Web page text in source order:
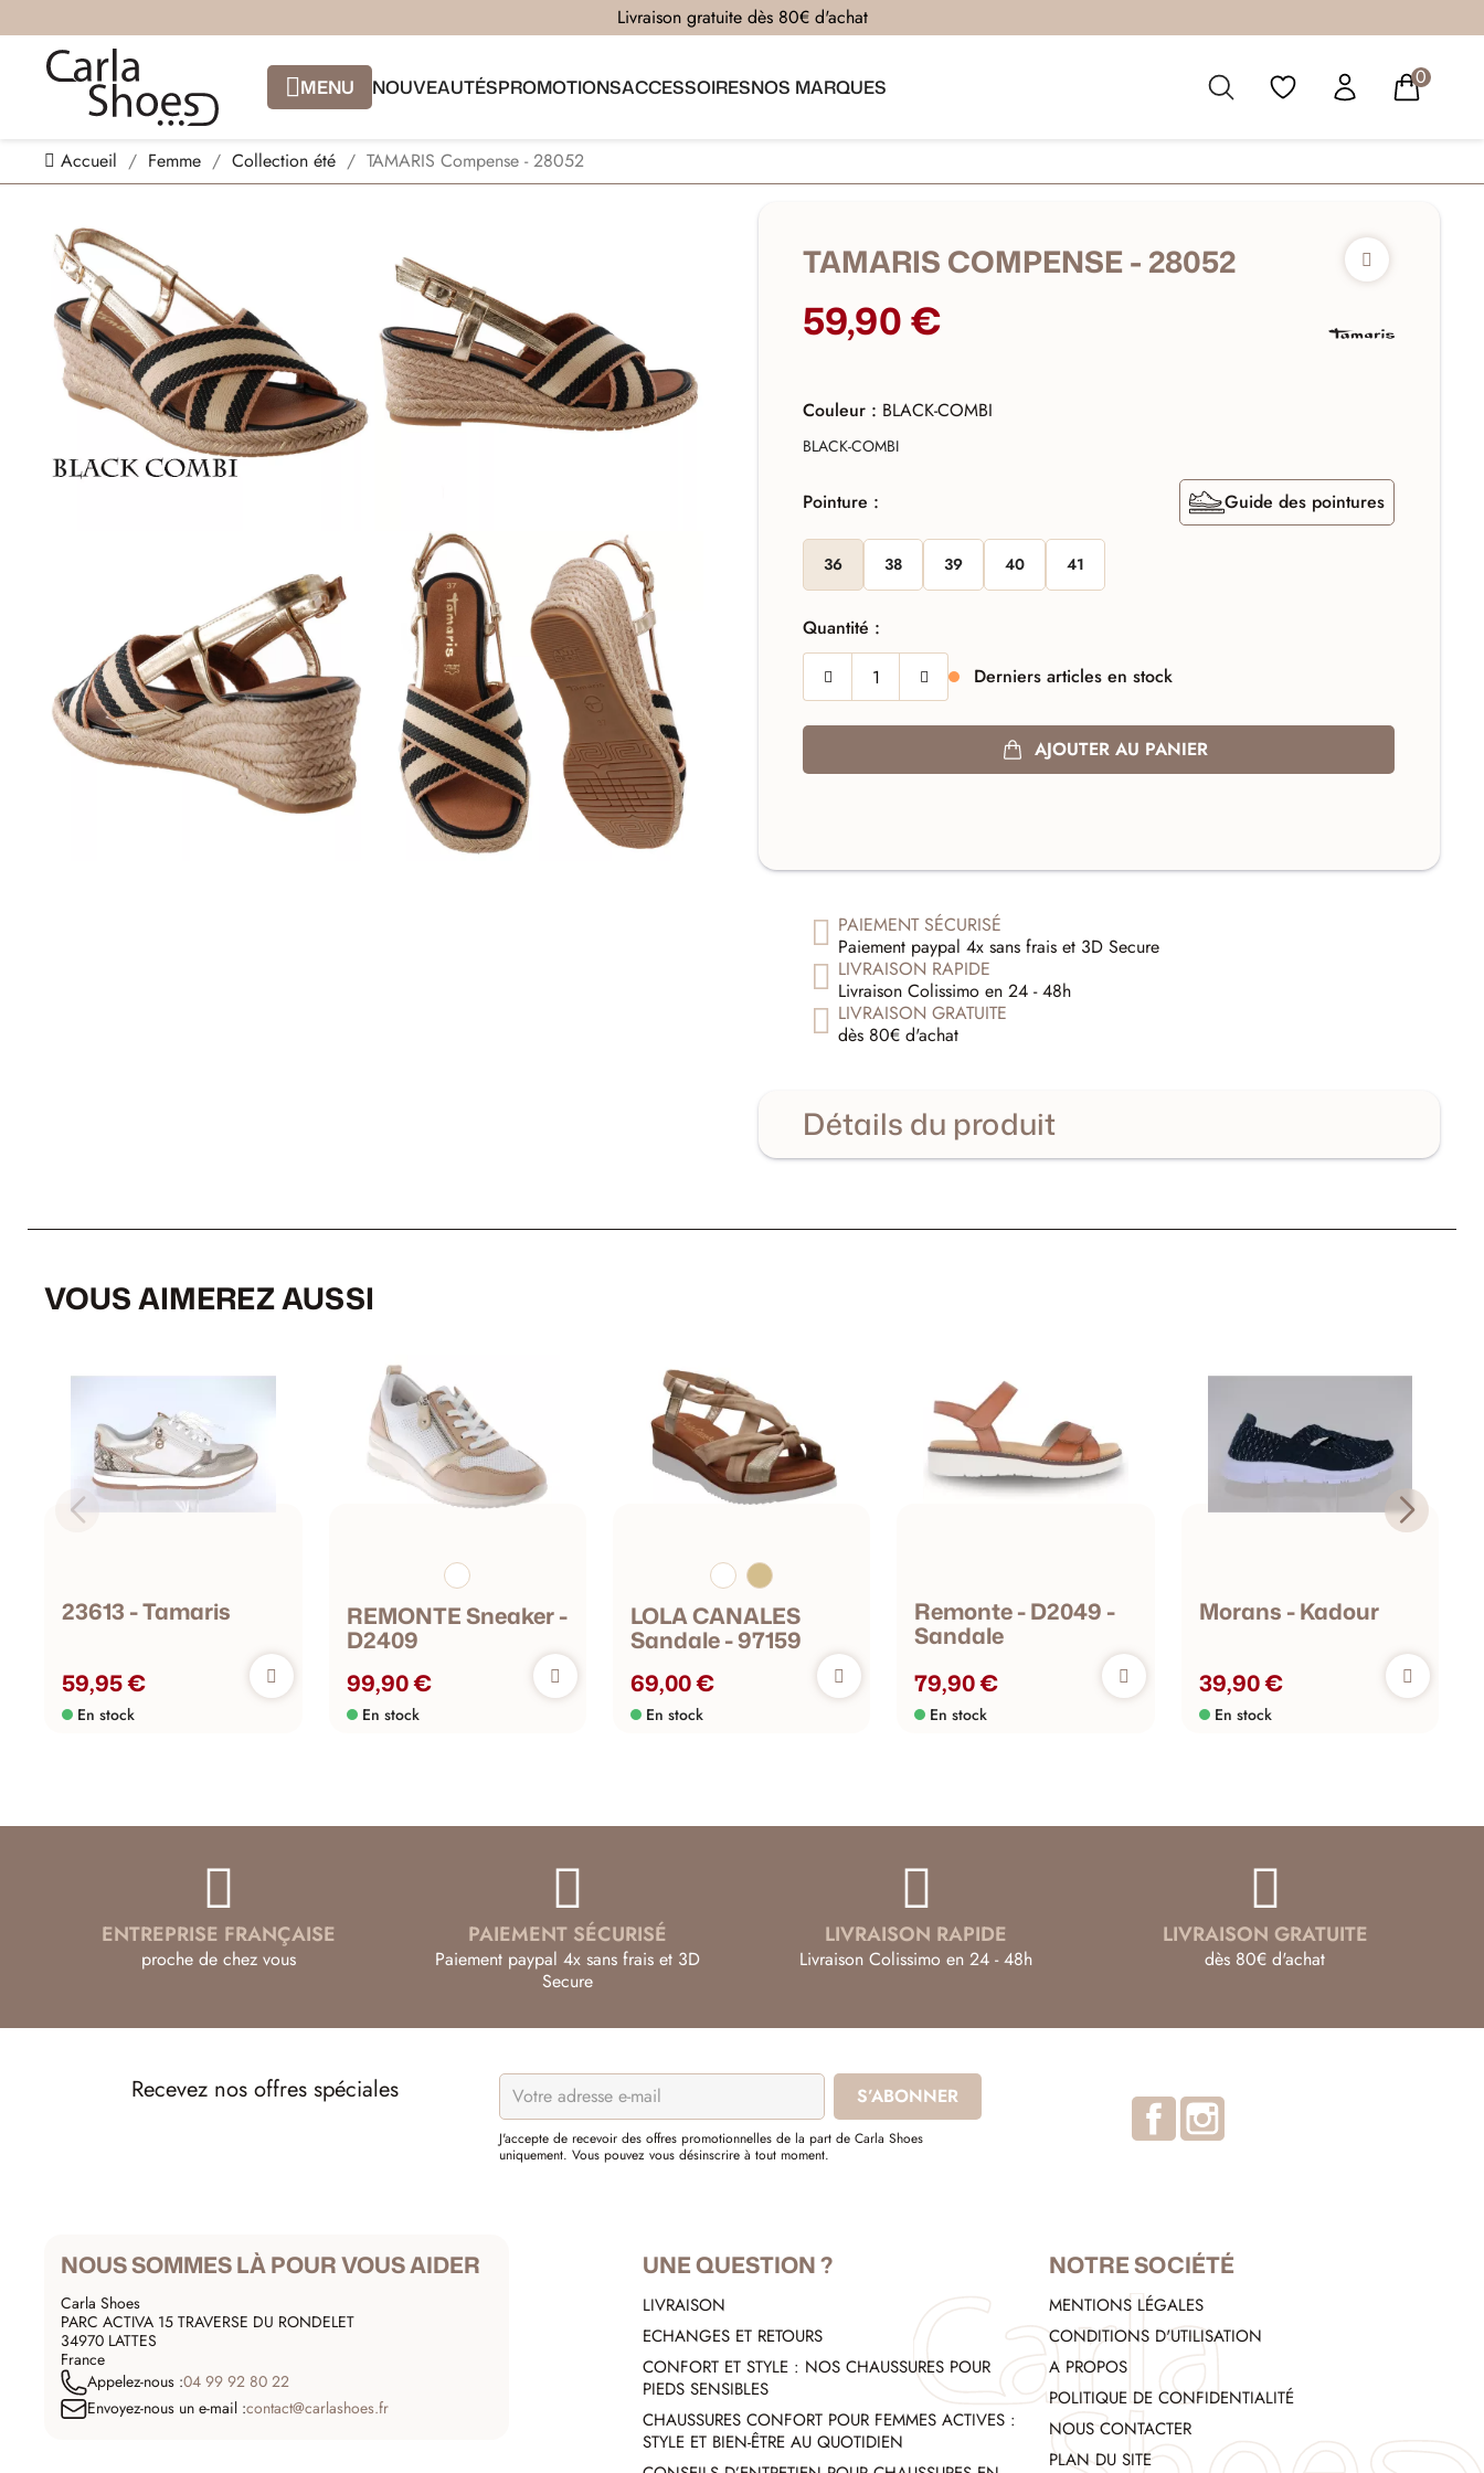
Livraison gratuite dès 80€ d'achat
MENU NOUVEAUTÉSPROMOTIONSACCESSOIRESNOS MARQUES 0
Accueil Femme Collection été TAMARIS Compense - 28052
TAMARIS COMPENSE - 28052
59,90 €
Couleur : BLACK-COMBI
BLACK-COMBI
Pointure : Guide des pointures
36 38 39 40 41
Quantité :
Derniers articles en stock
AJOUTER AU PANIER
PAIEMENT SÉCURISÉ
Paiement paypal 4x sans frais et 3D Secure
LIVRAISON RAPIDE
Livraison Colissimo en 24 - 48h
LIVRAISON GRATUITE
dès 80€ d'achat
Détails du produit
VOUS AIMEREZ AUSSI
23613 - Tamaris
59,95 €
En stock
REMONTE Sneaker -
D2409
99,90 €
En stock
LOLA CANALES
Sandale - 97159
69,00 €
En stock
Remonte - D2049 -
Sandale
79,90 €
En stock
Morans - Kadour
39,90 €
En stock
ENTREPRISE FRANÇAISE
proche de chez vous
PAIEMENT SÉCURISÉ
Paiement paypal 4x sans frais et 3D
Secure
LIVRAISON RAPIDE
Livraison Colissimo en 24 - 48h
LIVRAISON GRATUITE
dès 80€ d'achat
Recevez nos offres spéciales
J'accepte de recevoir des offres promotionnelles de la part de Carla Shoes
uniquement. Vous pouvez vous désinscrire à tout moment.
Facebook
NOUS SOMMES LÀ POUR VOUS AIDER
Carla Shoes
PARC ACTIVA 15 TRAVERSE DU RONDELET
34970 LATTES
France
Appelez-nous :04 99 92 80 22
Envoyez-nous un e-mail :contact@carlashoes.fr
UNE QUESTION ?
LIVRAISON
ECHANGES ET RETOURS
CONFORT ET STYLE : NOS CHAUSSURES POUR
PIEDS SENSIBLES
CHAUSSURES CONFORT POUR FEMMES ACTIVES :
STYLE ET BIEN-ÊTRE AU QUOTIDIEN
NOTRE SOCIÉTÉ
MENTIONS LÉGALES
CONDITIONS D'UTILISATION
A PROPOS
POLITIQUE DE CONFIDENTIALITÉ
NOUS CONTACTER
PLAN DU SITE